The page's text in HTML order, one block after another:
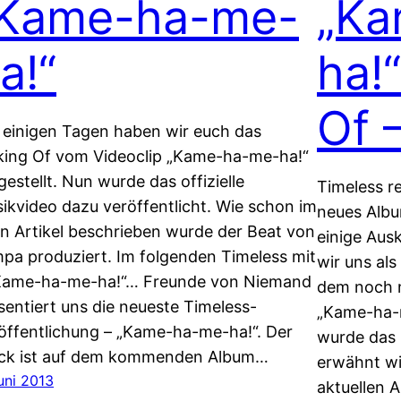
ha-me-
Tagen haben wir euch das
Of vom Videoclip „Kame-ha-me-ha!“
Nun wurde das offizielle
dazu veröffentlicht. Wie schon im
Artikel beschrieben wurde der Beat von
produziert. Im folgenden Timeless mit
ha-me-ha!“… Freunde von Niemand
uns die neueste Timeless-
– „Kame-ha-me-ha!“. Der
ist auf dem kommenden Album…
2013
Of
Timeless
neues
einige
wir uns
dem noch
„Kame-
wurde
erwähnt
aktuellen